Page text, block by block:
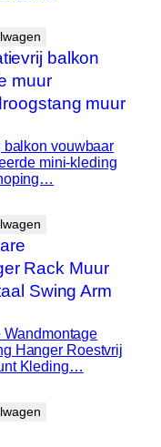
vouwbaar
mini-kleding
Hanger Roestvrij
Kleding…